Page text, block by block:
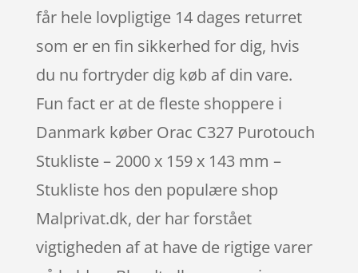
får hele lovpligtige 14 dages returret
som er en fin sikkerhed for dig, hvis
du nu fortryder dig køb af din vare.
Fun fact er at de fleste shoppere i
Danmark køber Orac C327 Purotouch
Stukliste – 2000 x 159 x 143 mm –
Stukliste hos den populære shop
Malprivat.dk, der har forstået
vigtigheden af at have de rigtige varer